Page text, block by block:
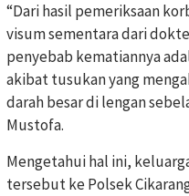
“Dari hasil pemeriksaan
visum sementara dari
penyebab kematiannya
akibat tusukan yang
darah besar di lengan
Mustofa.
Mengetahui hal ini,
tersebut ke Polsek